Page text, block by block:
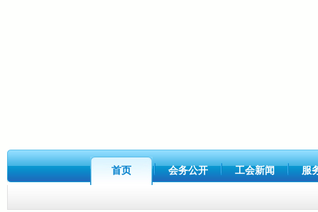
首页 会务公开 工会新闻 服